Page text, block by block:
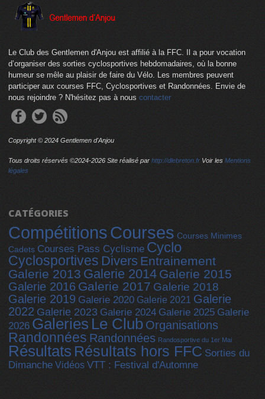
Le Club des Gentlemen d'Anjou est affilié à la FFC. Il a pour vocation
d’organiser des sorties cyclosportives hebdomadaires, où la bonne
humeur se mêle au plaisir de faire du Vélo. Les membres peuvent
participer aux courses FFC, Cyclosportives et Randonnées. Envie de
nous rejoindre ? N'hésitez pas à nous contacter
Copyright © 2024 Gentlemen d'Anjou
Tous droits réservés ©2024-2026 Site réalisé par http://dlebreton.fr Voir les Mentions
légales
CATÉGORIES
CompétitionsCourses Courses Minimes
Cadets Courses Pass Cyclisme Cyclo
Cyclosportives Divers Entrainement
Galerie 2013 Galerie 2014 Galerie 2015
Galerie 2016 Galerie 2017 Galerie 2018
Galerie 2019 Galerie 2020 Galerie 2021 Galerie
2022 Galerie 2023 Galerie 2024 Galerie 2025 Galerie
2026 Galeries Le Club Organisations
Randonnées Randonnées Randosportive du 1er Mai
Résultats Résultats hors FFC Sorties du
Dimanche Vidéos VTT : Festival d'Automne